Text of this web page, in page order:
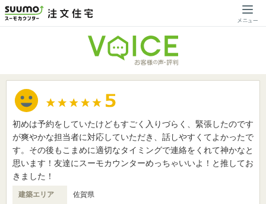
初めは予約をしていたけどもすごく入りづらく、緊張したのです
が爽やかな担当者に対応していただき、話しやすくてよかったで
す。その後もこまめに適切なタイミングで連絡をくれて神かなと
思います！友達にスーモカウンターめっちゃいいよ！と推してお
きました！
建築エリア 佐賀県